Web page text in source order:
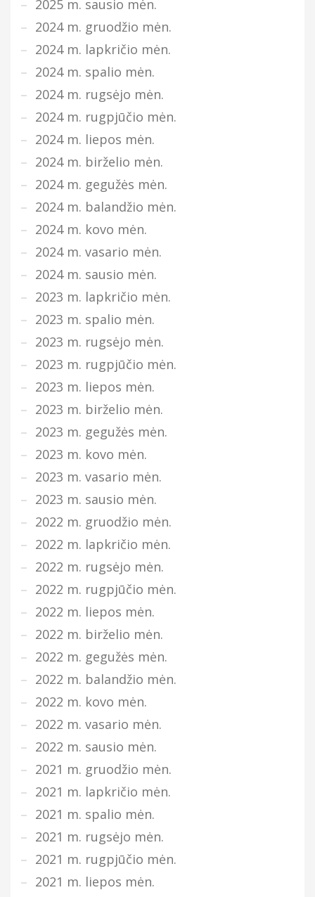
2025 m. sausio mėn.
2024 m. gruodžio mėn.
2024 m. lapkričio mėn.
2024 m. spalio mėn.
2024 m. rugsėjo mėn.
2024 m. rugpjūčio mėn.
2024 m. liepos mėn.
2024 m. birželio mėn.
2024 m. gegužės mėn.
2024 m. balandžio mėn.
2024 m. kovo mėn.
2024 m. vasario mėn.
2024 m. sausio mėn.
2023 m. lapkričio mėn.
2023 m. spalio mėn.
2023 m. rugsėjo mėn.
2023 m. rugpjūčio mėn.
2023 m. liepos mėn.
2023 m. birželio mėn.
2023 m. gegužės mėn.
2023 m. kovo mėn.
2023 m. vasario mėn.
2023 m. sausio mėn.
2022 m. gruodžio mėn.
2022 m. lapkričio mėn.
2022 m. rugsėjo mėn.
2022 m. rugpjūčio mėn.
2022 m. liepos mėn.
2022 m. birželio mėn.
2022 m. gegužės mėn.
2022 m. balandžio mėn.
2022 m. kovo mėn.
2022 m. vasario mėn.
2022 m. sausio mėn.
2021 m. gruodžio mėn.
2021 m. lapkričio mėn.
2021 m. spalio mėn.
2021 m. rugsėjo mėn.
2021 m. rugpjūčio mėn.
2021 m. liepos mėn.